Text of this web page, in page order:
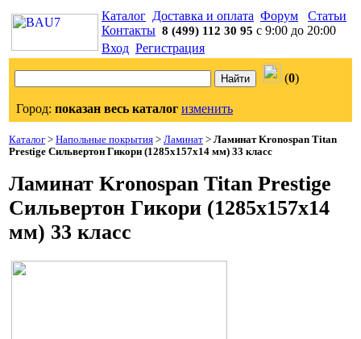
Каталог Доставка и оплата Форум
Статьи
Контакты 8 (499) 112 30 95 с 9:00 до 20:00
Вход Регистрация
(0)
Город: показан весь каталог изменить
Каталог > Напольные покрытия > Ламинат > Ламинат Kronospan Titan
Prestige Сильвертон Гикори (1285x157x14 мм) 33 класс
Ламинат Kronospan Titan Prestige
Сильвертон Гикори (1285x157x14
мм) 33 класс